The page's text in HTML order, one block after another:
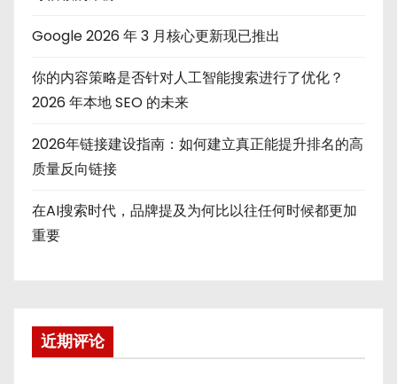
Google 2026 年 3 月核心更新现已推出
你的内容策略是否针对人工智能搜索进行了优化？
2026 年本地 SEO 的未来
2026年链接建设指南：如何建立真正能提升排名的高
质量反向链接
在AI搜索时代，品牌提及为何比以往任何时候都更加
重要
近期评论